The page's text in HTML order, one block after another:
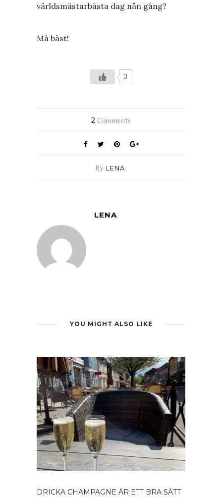
världsmästarbästa dag nån gång?
Må bäst!
3
2 Comments
By LENA
LENA
YOU MIGHT ALSO LIKE
DRICKA CHAMPAGNE ÄR ETT BRA SÄTT